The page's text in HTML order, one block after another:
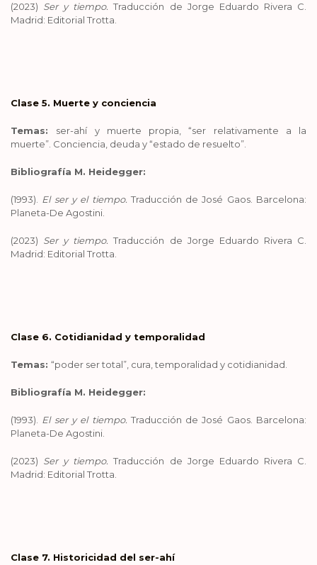
(2023) Ser y tiempo. Traducción de Jorge Eduardo Rivera C.
Madrid: Editorial Trotta.
Clase 5. Muerte y conciencia
Temas: ser-ahí y muerte propia, “ser relativamente a la
muerte”. Conciencia, deuda y “estado de resuelto”.
Bibliografía M. Heidegger:
(1993). El ser y el tiempo. Traducción de José Gaos. Barcelona:
Planeta-De Agostini.
(2023) Ser y tiempo. Traducción de Jorge Eduardo Rivera C.
Madrid: Editorial Trotta.
Clase 6. Cotidianidad y temporalidad
Temas: “poder ser total”, cura, temporalidad y cotidianidad.
Bibliografía M. Heidegger:
(1993). El ser y el tiempo. Traducción de José Gaos. Barcelona:
Planeta-De Agostini.
(2023) Ser y tiempo. Traducción de Jorge Eduardo Rivera C.
Madrid: Editorial Trotta.
Clase 7. Historicidad del ser-ahí